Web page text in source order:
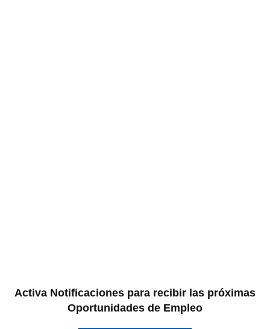
Activa Notificaciones para recibir las próximas
Oportunidades de Empleo